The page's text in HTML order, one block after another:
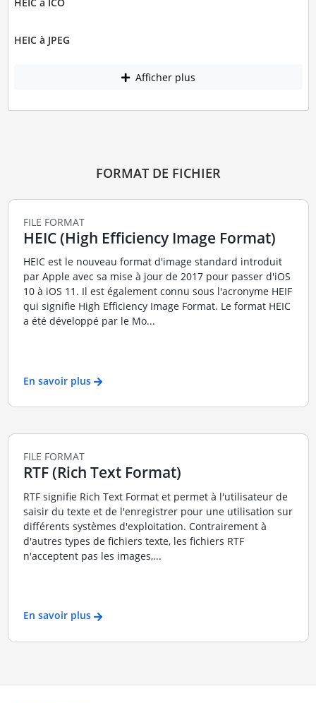
HEIC à ICO
HEIC à JPEG
Afficher plus
FORMAT DE FICHIER
FILE FORMAT
HEIC (High Efficiency Image Format)
HEIC est le nouveau format d'image standard introduit
par Apple avec sa mise à jour de 2017 pour passer d'iOS
10 à iOS 11. Il est également connu sous l'acronyme HEIF
qui signifie High Efficiency Image Format. Le format HEIC
a été développé par le Mo...
En savoir plus
FILE FORMAT
RTF (Rich Text Format)
RTF signifie Rich Text Format et permet à l'utilisateur de
saisir du texte et de l'enregistrer pour une utilisation sur
différents systèmes d'exploitation. Contrairement à
d'autres types de fichiers texte, les fichiers RTF
n'acceptent pas les images,...
En savoir plus